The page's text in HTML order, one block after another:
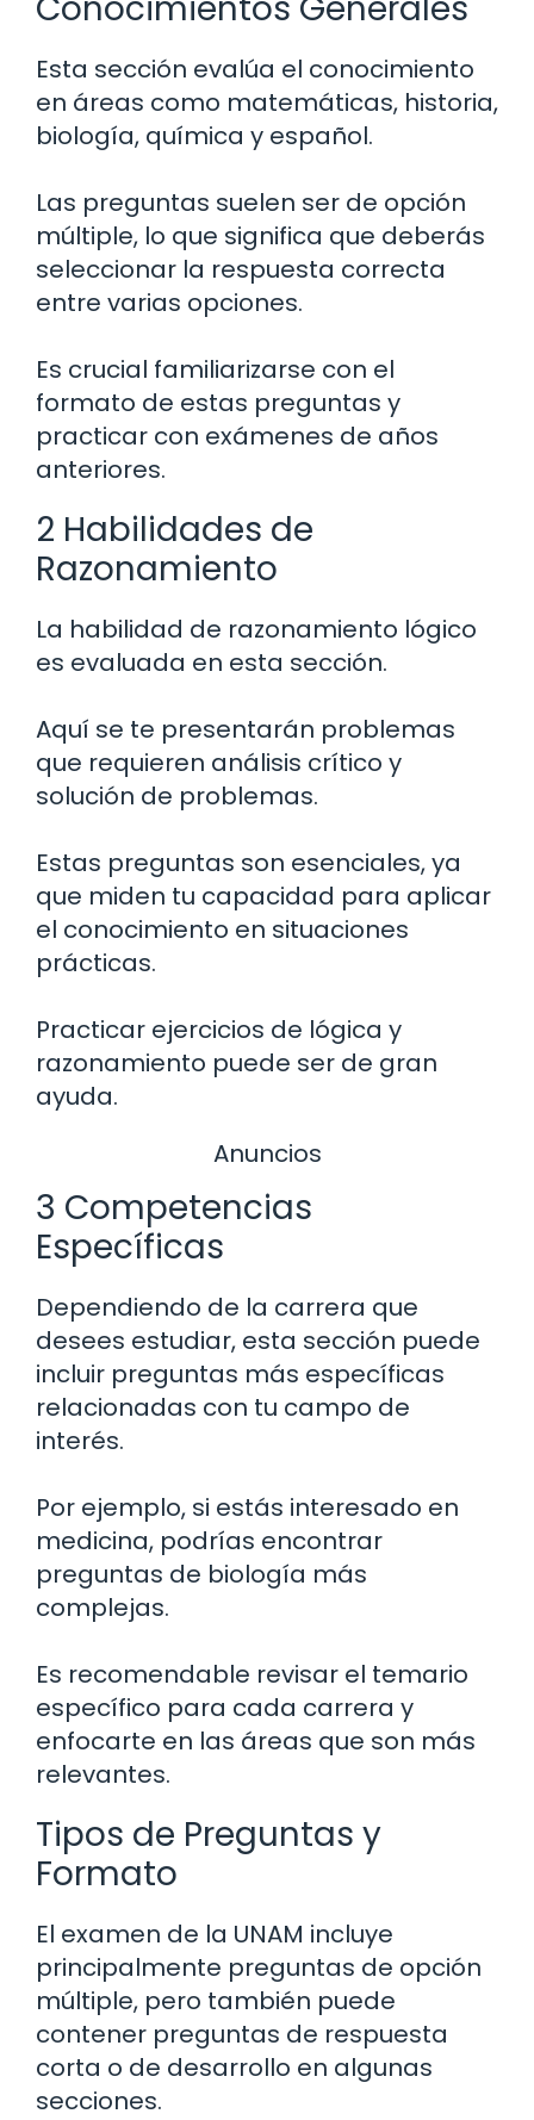
Esta sección evalúa el conocimiento
en áreas como matemáticas, historia,
biología, química y español.
Las preguntas suelen ser de opción
múltiple, lo que significa que deberás
seleccionar la respuesta correcta
entre varias opciones.
Es crucial familiarizarse con el
formato de estas preguntas y
practicar con exámenes de años
anteriores.
2 Habilidades de
Razonamiento
La habilidad de razonamiento lógico
es evaluada en esta sección.
Aquí se te presentarán problemas
que requieren análisis crítico y
solución de problemas.
Estas preguntas son esenciales, ya
que miden tu capacidad para aplicar
el conocimiento en situaciones
prácticas.
Practicar ejercicios de lógica y
razonamiento puede ser de gran
ayuda.
Anuncios
3 Competencias
Específicas
Dependiendo de la carrera que
desees estudiar, esta sección puede
incluir preguntas más específicas
relacionadas con tu campo de
interés.
Por ejemplo, si estás interesado en
medicina, podrías encontrar
preguntas de biología más
complejas.
Es recomendable revisar el temario
específico para cada carrera y
enfocarte en las áreas que son más
relevantes.
Tipos de Preguntas y
Formato
El examen de la UNAM incluye
principalmente preguntas de opción
múltiple, pero también puede
contener preguntas de respuesta
corta o de desarrollo en algunas
secciones.